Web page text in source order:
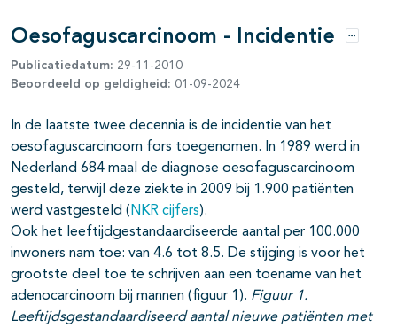
open- en dichtklappen
open- en dichtklappen
open- en dichtklappen
open- en dichtklappen
open- en dichtklappen
Oesofaguscarcinoom - Incidentie Opties
Publicatiedatum: 29-11-2010
Beoordeeld op geldigheid: 01-09-2024
In de laatste twee decennia is de incidentie van het
oesofaguscarcinoom fors toegenomen. In 1989 werd in
Nederland 684 maal de diagnose oesofaguscarcinoom
gesteld, terwijl deze ziekte in 2009 bij 1.900 patiënten
werd vastgesteld ( NKR cijfers).
Ook het leeftijdgestandaardiseerde aantal per 100.000
inwoners nam toe: van 4.6 tot 8.5. De stijging is voor het
grootste deel toe te schrijven aan een toename van het
adenocarcinoom bij mannen (figuur 1). Figuur 1.
Leeftijdsgestandaardiseerd aantal nieuwe patiënten met